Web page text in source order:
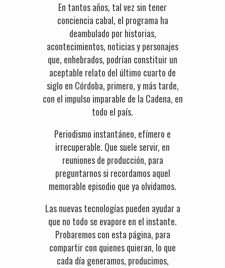
En tantos años, tal vez sin tener
conciencia cabal, el programa ha
deambulado por historias,
acontecimientos, noticias y personajes
que, enhebrados, podrían constituir un
aceptable relato del último cuarto de
siglo en Córdoba, primero, y más tarde,
con el impulso imparable de la Cadena, en
todo el país.
Periodismo instantáneo, efímero e
irrecuperable. Que suele servir, en
reuniones de producción, para
preguntarnos si recordamos aquel
memorable episodio que ya olvidamos.
Las nuevas tecnologías pueden ayudar a
que no todo se evapore en el instante.
Probaremos con esta página, para
compartir con quienes quieran, lo que
cada día generamos, producimos,